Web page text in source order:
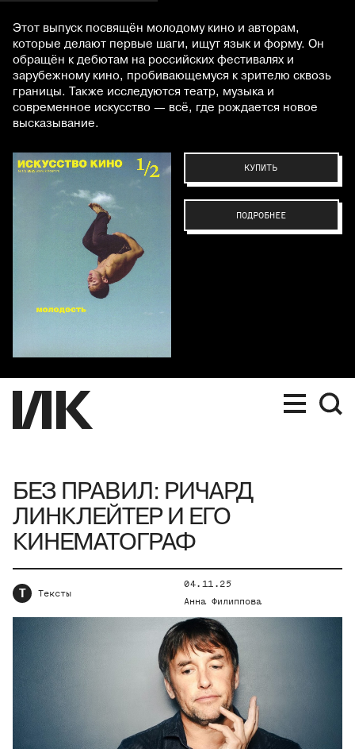
Этот выпуск посвящён молодому кино и авторам,
которые делают первые шаги, ищут язык и форму. Он
обращён к дебютам на российских фестивалях и
зарубежному кино, пробивающемуся к зрителю сквозь
границы. Также исследуются театр, музыка и
современное искусство — всё, где рождается новое
высказывание.
КУПИТЬ
ПОДРОБНЕЕ
БЕЗ ПРАВИЛ: РИЧАРД
ЛИНКЛЕЙТЕР И ЕГО
КИНЕМАТОГРАФ
Т Тексты
04.11.25
Анна Филиппова